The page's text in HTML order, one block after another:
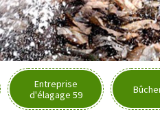
Entreprise
d'élagage 59